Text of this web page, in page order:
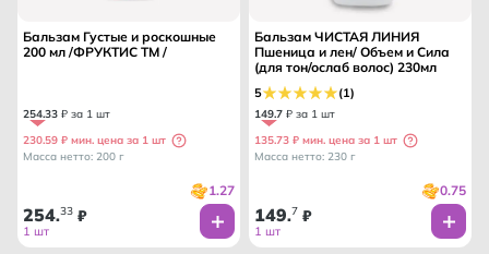
Бальзам Густые и роскошные
200 мл /ФРУКТИС ТМ /
254.33 ₽ за 1 шт
230.59 ₽ мин. цена за 1 шт
Масса нетто: 200 г
1.27
254.33 ₽
1 шт
Бальзам ЧИСТАЯ ЛИНИЯ
Пшеница и лен/ Объем и Сила
(для тон/ослаб волос) 230мл
5 (1)
149.7 ₽ за 1 шт
135.73 ₽ мин. цена за 1 шт
Масса нетто: 230 г
0.75
149.7 ₽
1 шт